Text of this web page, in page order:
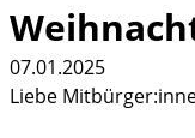
07.01.2025
Liebe